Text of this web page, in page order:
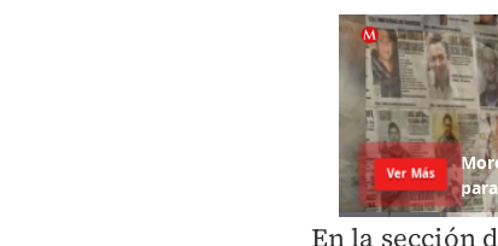
En la sección